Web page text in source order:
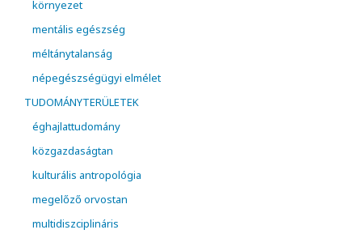
környezet
mentális egészség
méltánytalanság
népegészségügyi elmélet
TUDOMÁNYTERÜLETEK
éghajlattudomány
közgazdaságtan
kulturális antropológia
megelőző orvostan
multidiszciplináris